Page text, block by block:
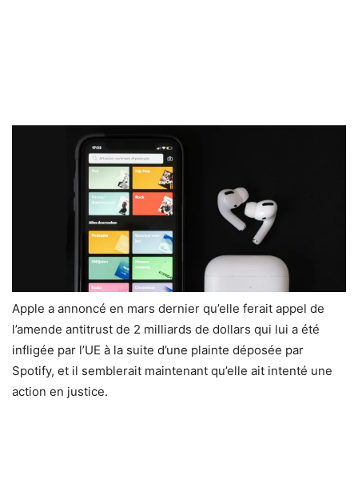
Apple a annoncé en mars dernier qu’elle ferait appel de
l’amende antitrust de 2 milliards de dollars qui lui a été
infligée par l’UE à la suite d’une plainte déposée par
Spotify, et il semblerait maintenant qu’elle ait intenté une
action en justice.